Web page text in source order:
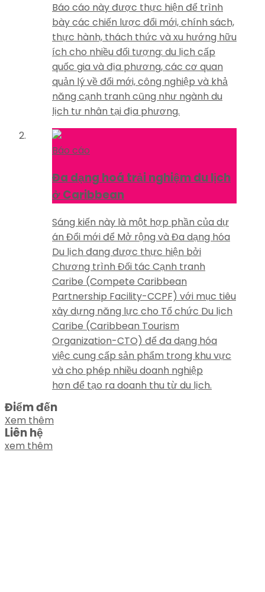
Báo cáo này được thực hiện để trình
bày các chiến lược đổi mới, chính sách,
thực hành, thách thức và xu hướng hữu
ích cho nhiều đối tượng: du lịch cấp
quốc gia và địa phương, các cơ quan
quản lý về đổi mới, công nghiệp và khả
năng cạnh tranh cũng như ngành du
lịch tư nhân tại địa phương.
Báo cáo
Đa dạng hoá trải nghiệm du lịch
ở Caribbean
Sáng kiến này là một hợp phần của dự
án Đổi mới để Mở rộng và Đa dạng hóa
Du lịch đang được thực hiện bởi
Chương trình Đối tác Cạnh tranh
Caribe (Compete Caribbean
Partnership Facility-CCPF) với mục tiêu
xây dựng năng lực cho Tổ chức Du lịch
Caribe (Caribbean Tourism
Organization-CTO) để đa dạng hóa
việc cung cấp sản phẩm trong khu vực
và cho phép nhiều doanh nghiệp
hơn để tạo ra doanh thu từ du lịch.
Điểm đến
Xem thêm
Liên hệ
xem thêm